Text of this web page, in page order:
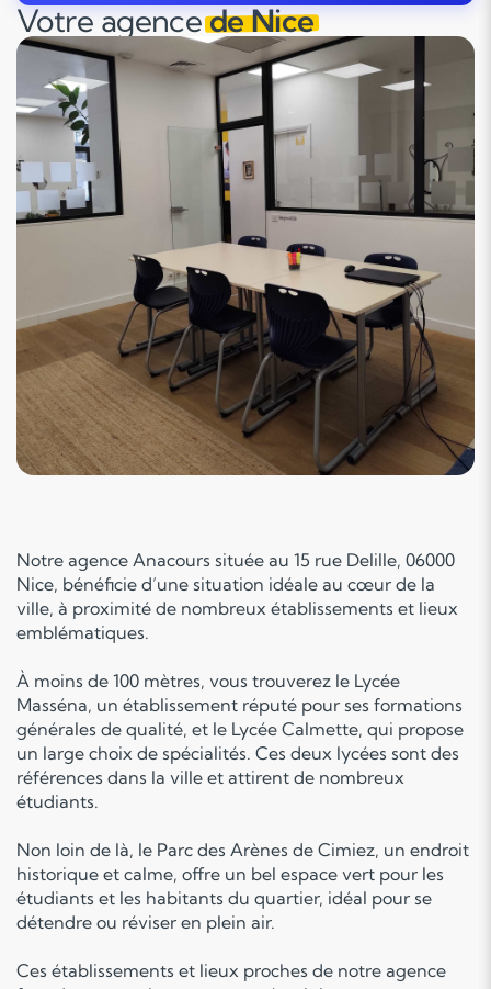
Votre agencede Nice
Notre agence Anacours située au 15 rue Delille, 06000
Nice, bénéficie d’une situation idéale au cœur de la
ville, à proximité de nombreux établissements et lieux
emblématiques.
À moins de 100 mètres, vous trouverez le Lycée
Masséna, un établissement réputé pour ses formations
générales de qualité, et le Lycée Calmette, qui propose
un large choix de spécialités. Ces deux lycées sont des
références dans la ville et attirent de nombreux
étudiants.
Non loin de là, le Parc des Arènes de Cimiez, un endroit
historique et calme, offre un bel espace vert pour les
étudiants et les habitants du quartier, idéal pour se
détendre ou réviser en plein air.
Ces établissements et lieux proches de notre agence